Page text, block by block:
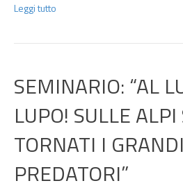
Leggi tutto
SEMINARIO: “AL
LUPO! SULLE
TORNATI I GRANDI
PREDATORI”